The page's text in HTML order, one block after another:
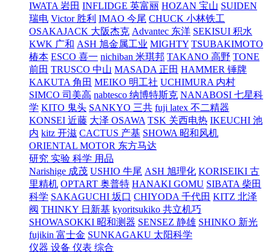
IWATA 岩田 INFLIDGE 英富丽 HOZAN 宝山 SUIDEN
瑞电 Victor 胜利 IMAO 今尾 CHUCK 小林铁工
OSAKAJACK 大阪杰克 Advantec 东洋 SEKISUI 积水
KWK 广和 ASH 旭金属工业 MIGHTY TSUBAKIMOTO
椿本 ESCO 喜一 nichiban 米琪邦 TAKANO 高野 TONE
前田 TRUSCO 中山 MASADA 正田 HAMMER 锤牌
KAKUTA 角田 MEIKO 明工社 UCHIMURA 内村
SIMCO 司美高 nabtesco 纳博特斯克 NANABOSI 七星科
学 KITO 鬼头 SANKYO 三共 fuji latex 不二精器
KONSEI 近藤 大泽 OSAWA TSK 关西电热 IKEUCHI 池
内 kitz 开滋 CACTUS 产基 SHOWA 昭和风机
ORIENTAL MOTOR 东方马达
研究 实验 科学 用品
Narishige 成茂 USHIO 牛尾 ASH 旭理化 KORISEIKI 古
里精机 OPTART 奥普特 HANAKI GOMU SIBATA 柴田
科学 SAKAGUCHI 坂口 CHIYODA 千代田 KITZ 北泽
阀 THINKY 日新基 kyoritsukiko 共立机巧
SHOWASOKKI 昭和测器 SENSEZ 静雄 SHINKO 新光
fujikin 富士金 SUNKAGAKU 太阳科学
仪器 设备 仪表 综合